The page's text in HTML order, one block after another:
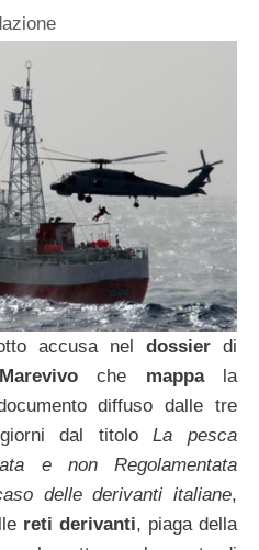
accusa nel dossier di
Marevivo che mappala
diffuso dalle tre
dal titoloLa pesca
e non Regolamentata
delle derivanti italiane,
reti derivanti, piaga della